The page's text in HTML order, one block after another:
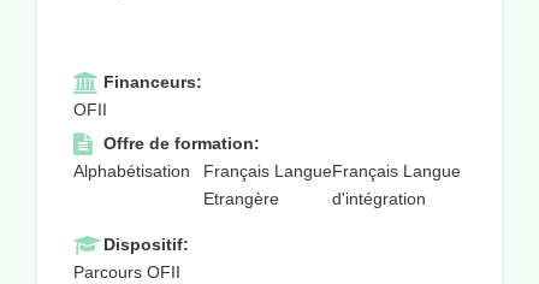
Financeurs:
OFII
Offre de formation:
Alphabétisation
Français Langue
Etrangère
Français Langue
d'intégration
Dispositif:
Parcours OFII